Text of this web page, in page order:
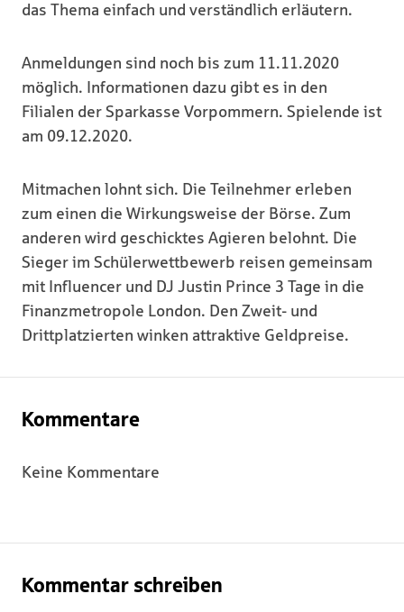
das Thema einfach und verständlich erläutern.
Anmeldungen sind noch bis zum 11.11.2020
möglich. Informationen dazu gibt es in den
Filialen der Sparkasse Vorpommern. Spielende ist
am 09.12.2020.
Mitmachen lohnt sich. Die Teilnehmer erleben
zum einen die Wirkungsweise der Börse. Zum
anderen wird geschicktes Agieren belohnt. Die
Sieger im Schülerwettbewerb reisen gemeinsam
mit Influencer und DJ Justin Prince 3 Tage in die
Finanzmetropole London. Den Zweit- und
Drittplatzierten winken attraktive Geldpreise.
Kommentare
Keine Kommentare
Kommentar schreiben